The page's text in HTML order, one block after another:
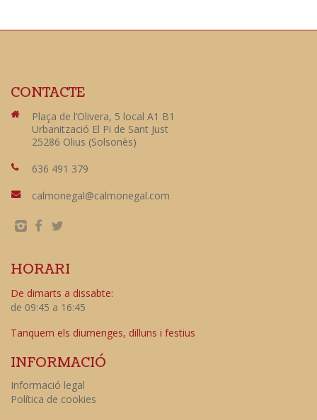
CONTACTE
Plaça de l’Olivera, 5 local A1 B1
Urbanització El Pi de Sant Just
25286 Olius (Solsonès)
636 491 379
calmonegal@calmonegal.com
HORARI
De dimarts a dissabte:
de 09:45 a 16:45
Tanquem els diumenges, dilluns i festius
INFORMACIÓ
Informació legal
Política de cookies